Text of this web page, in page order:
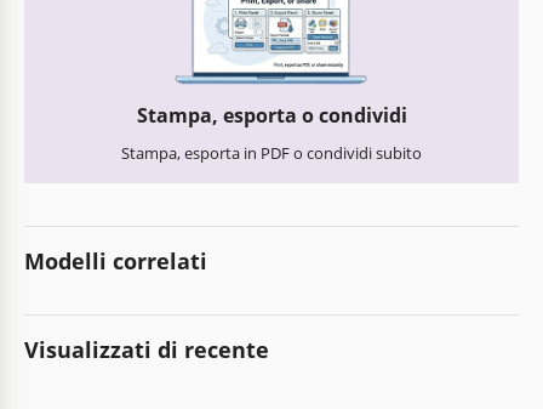
Stampa, esporta o condividi
Stampa, esporta in PDF o condividi subito
Modelli correlati
Visualizzati di recente